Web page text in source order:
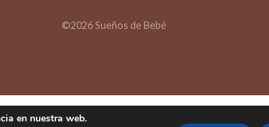
©2026 Sueños de Bebé
en nuestra web.